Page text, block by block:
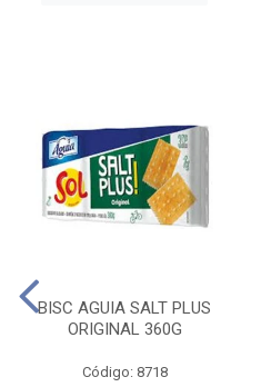
BISC AGUIA SALT PLUS
ORIGINAL 360G
Código: 8718